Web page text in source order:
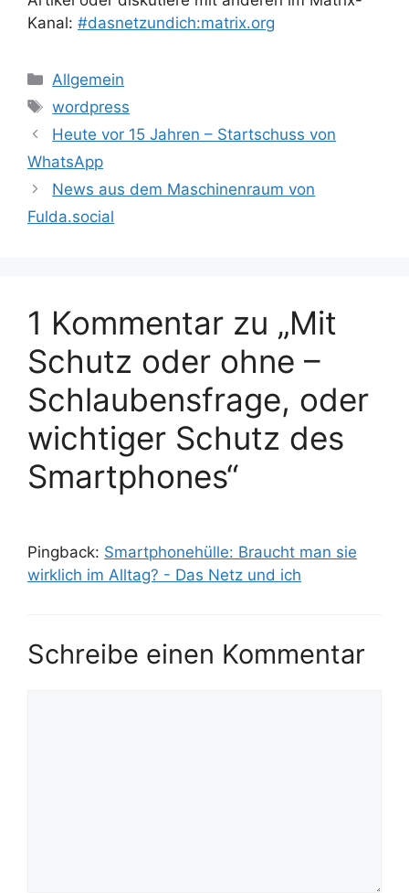
Kanal: #dasnetzundich:matrix.org
Kategorien
Allgemein
Schlagwörter
wordpress
Heute vor 15 Jahren – Startschuss von
WhatsApp
News aus dem Maschinenraum von
Fulda.social
1 Kommentar zu „Mit
Schutz oder ohne –
Schlaubensfrage, oder
wichtiger Schutz des
Smartphones“
Pingback: Smartphonehülle: Braucht man sie
wirklich im Alltag? - Das Netz und ich
Schreibe einen Kommentar